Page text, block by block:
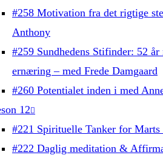
#258 Motivation fra det rigtige
Anthony
#259 Sundhedens Stifinder: 52
ernæring – med Frede Damgaard
#260 Potentialet inden i med
12
#221 Spirituelle Tanker for Marts
#222 Daglig meditation &